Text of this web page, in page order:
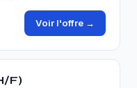
Voir l'offre →
F)